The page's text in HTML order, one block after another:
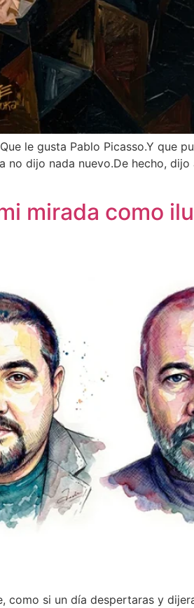
le gusta Pablo Picasso.Y que
dijo nada nuevo.De hecho, dijo
mirada como
si un día despertaras y